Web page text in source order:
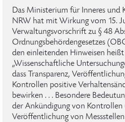
Das Ministerium für Inneres und
NRW hat mit Wirkung vom 15.
Verwaltungsvorschrift zu § 48
Ordnungsbehördengesetzes
den einleitenden Hinweisen heißt
„Wissenschaftliche
dass Transparenz,
Kontrollen positive
bewirken . . . Besondere
der Ankündigung von Kontrollen
Veröffentlichung von Messstellen